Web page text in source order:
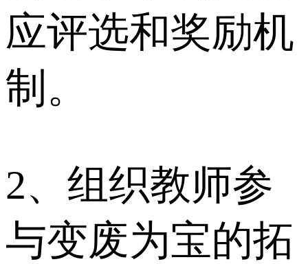
应评选和奖励机
制。
2、组织教师参
与变废为宝的拓